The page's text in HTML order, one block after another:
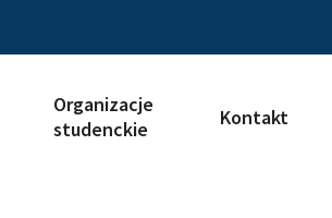
Organizacje
studenckie
Kontakt